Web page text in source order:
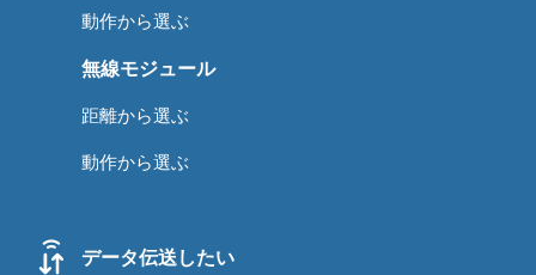
動作から選ぶ
無線モジュール
距離から選ぶ
動作から選ぶ
データ伝送したい